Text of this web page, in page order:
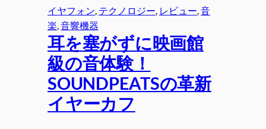
イヤフォン テクノロジー レビュー 音
楽 音響機器
耳を塞がずに映画館
級の音体験！
SOUNDPEATSの革新
イヤーカフ